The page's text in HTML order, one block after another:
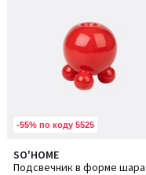
-55% по коду 5525
SO'HOME
Подсвечник в форме шара